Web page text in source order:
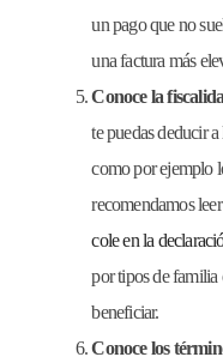
un pago que no
una factura más
Conoce la
te puedas deducir
como por ejemplo
recomendamos leer
cole en la
por tipos de familia
beneficiar.
Conoce los